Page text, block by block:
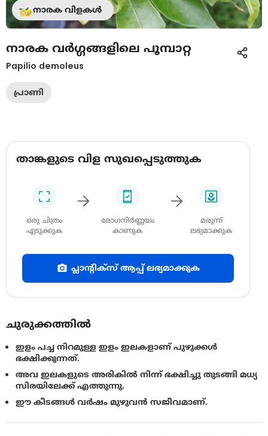
നാരക വിളകൾ
നാരക വര്‍ഗ്ഗങ്ങളിലെ പൂമ്പാറ്റ
Papilio demoleus
പ്രാണി
താങ്കളുടെ വിള സുഖപ്പെടുത്തുക
ഒരു ചിത്രം
എടുക്കുക
രോഗനിർണ്ണയം
കാണുക
മരുന്ന്
ലഭ്യമാക്കുക
പ്ലാന്റിക്സ് ആപ്പ് ലഭ്യമാക്കുക
ചുരുക്കത്തിൽ
ഇളം പച്ച നിറമുള്ള ഇളം ഇലകളാണ് പുഴുക്കള്‍
ഭക്ഷിക്കുന്നത്.
അവ ഇലകളുടെ അരികില്‍ നിന്ന് ഭക്ഷിച്ചു തുടങ്ങി മധ്യ
സിരയിലേക്ക് എത്തുന്നു.
ഈ കീടങ്ങള്‍ വര്‍ഷം മുഴുവന്‍ സജീവമാണ്.